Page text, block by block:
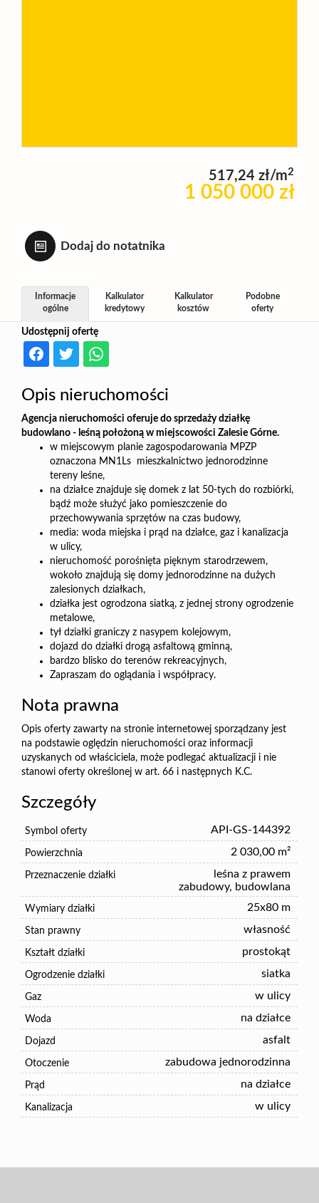
Kontakt
517,24 zł/m2
1 050 000 zł
Dodaj do notatnika
Udostępnij ofertę
Informacje
ogólne
Kalkulator
kredytowy
Kalkulator
kosztów
Podobne
oferty
Opis nieruchomości
Agencja nieruchomości oferuje do sprzedaży działkę
budowlano - leśną położoną w miejscowości Zalesie Górne.
w miejscowym planie zagospodarowania MPZP
oznaczona MN1Ls mieszkalnictwo jednorodzinne
tereny leśne,
na działce znajduje się domek z lat 50-tych do rozbiórki,
bądź może służyć jako pomieszczenie do
przechowywania sprzętów na czas budowy,
media: woda miejska i prąd na działce, gaz i kanalizacja
w ulicy,
nieruchomość porośnięta pięknym starodrzewem,
wokoło znajdują się domy jednorodzinne na dużych
zalesionych działkach,
działka jest ogrodzona siatką, z jednej strony ogrodzenie
metalowe,
tył działki graniczy z nasypem kolejowym,
dojazd do działki drogą asfaltową gminną,
bardzo blisko do terenów rekreacyjnych,
Zapraszam do oglądania i współpracy.
Nota prawna
Opis oferty zawarty na stronie internetowej sporządzany jest
na podstawie oględzin nieruchomości oraz informacji
uzyskanych od właściciela, może podlegać aktualizacji i nie
stanowi oferty określonej w art. 66 i następnych K.C.
Szczegóły
Symbol oferty API-GS-144392
Powierzchnia 2 030,00 m²
Przeznaczenie działki
leśna z prawem
zabudowy, budowlana
Wymiary działki 25x80 m
Stan prawny własność
Kształt działki prostokąt
Ogrodzenie działki siatka
Gaz w ulicy
Woda na działce
Dojazd asfalt
Otoczenie zabudowa jednorodzinna
Prąd na działce
Kanalizacja w ulicy